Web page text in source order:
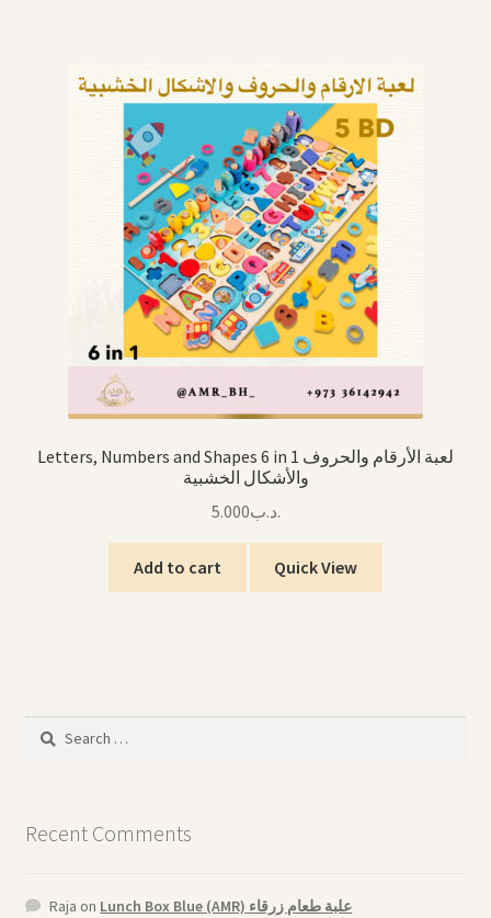
Letters, Numbers and Shapes 6 in 1 لعبة الأرقام والحروف
والأشكال الخشبية
.د.ب5.000
Add to cart Quick View
Search
Recent Comments
Raja on
Lunch Box Blue (AMR) علبة طعام زرقاء